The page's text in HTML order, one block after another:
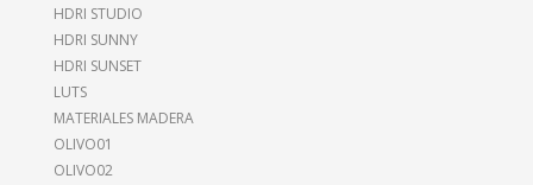
HDRI STUDIO
HDRI SUNNY
HDRI SUNSET
LUTS
MATERIALES MADERA
OLIVO01
OLIVO02